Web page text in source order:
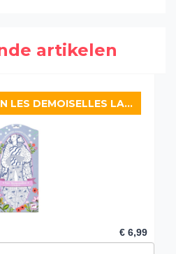
artikelen
DJECO KLEURPLATEN LES DEMOISELLES LAURA
€ 6,99